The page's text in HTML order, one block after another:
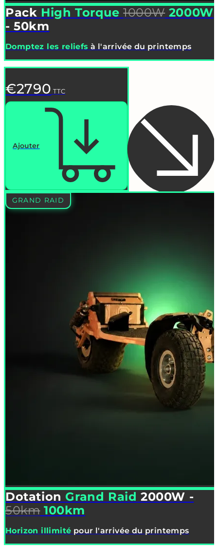
Pack High Torque 1000W 2000W
- 50km
Domptez les reliefs à l'arrivée du printemps
€2790 TTC
Ajouter
GRAND RAID
Dotation Grand Raid 2000W -
50km 100km
Horizon illimité pour l'arrivée du printemps